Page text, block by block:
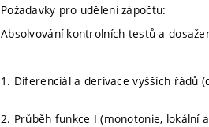
Požadavky pro udělení zápočtu:
Absolvování kontrolních testů a
1. Diferenciál a derivace vyšších řádů
2. Průběh funkce I (monotonie, lokální